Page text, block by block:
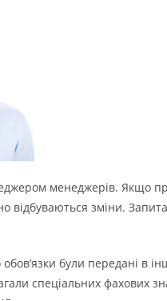
менеджерів. Якщо
відбуваються зміни.
були передані в
спеціальних фахових